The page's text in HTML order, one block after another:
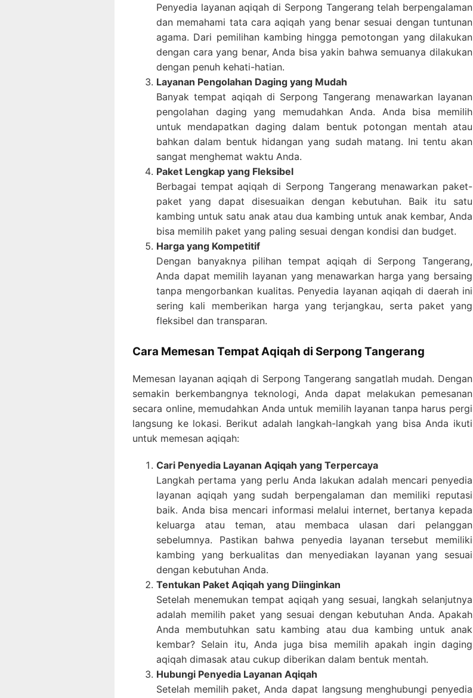
Penyedia layanan aqiqah di Serpong Tangerang telah berpengalaman
dan memahami tata cara aqiqah yang benar sesuai dengan tuntunan
agama. Dari pemilihan kambing hingga pemotongan yang dilakukan
dengan cara yang benar, Anda bisa yakin bahwa semuanya dilakukan
dengan penuh kehati-hatian.
Layanan Pengolahan Daging yang Mudah
Banyak tempat aqiqah di Serpong Tangerang menawarkan layanan
pengolahan daging yang memudahkan Anda. Anda bisa memilih
untuk mendapatkan daging dalam bentuk potongan mentah atau
bahkan dalam bentuk hidangan yang sudah matang. Ini tentu akan
sangat menghemat waktu Anda.
Paket Lengkap yang Fleksibel
Berbagai tempat aqiqah di Serpong Tangerang menawarkan paket-
paket yang dapat disesuaikan dengan kebutuhan. Baik itu satu
kambing untuk satu anak atau dua kambing untuk anak kembar, Anda
bisa memilih paket yang paling sesuai dengan kondisi dan budget.
Harga yang Kompetitif
Dengan banyaknya pilihan tempat aqiqah di Serpong Tangerang,
Anda dapat memilih layanan yang menawarkan harga yang bersaing
tanpa mengorbankan kualitas. Penyedia layanan aqiqah di daerah ini
sering kali memberikan harga yang terjangkau, serta paket yang
fleksibel dan transparan.
Cara Memesan Tempat Aqiqah di Serpong Tangerang
Memesan layanan aqiqah di Serpong Tangerang sangatlah mudah. Dengan
semakin berkembangnya teknologi, Anda dapat melakukan pemesanan
secara online, memudahkan Anda untuk memilih layanan tanpa harus pergi
langsung ke lokasi. Berikut adalah langkah-langkah yang bisa Anda ikuti
untuk memesan aqiqah:
Cari Penyedia Layanan Aqiqah yang Terpercaya
Langkah pertama yang perlu Anda lakukan adalah mencari penyedia
layanan aqiqah yang sudah berpengalaman dan memiliki reputasi
baik. Anda bisa mencari informasi melalui internet, bertanya kepada
keluarga atau teman, atau membaca ulasan dari pelanggan
sebelumnya. Pastikan bahwa penyedia layanan tersebut memiliki
kambing yang berkualitas dan menyediakan layanan yang sesuai
dengan kebutuhan Anda.
Tentukan Paket Aqiqah yang Diinginkan
Setelah menemukan tempat aqiqah yang sesuai, langkah selanjutnya
adalah memilih paket yang sesuai dengan kebutuhan Anda. Apakah
Anda membutuhkan satu kambing atau dua kambing untuk anak
kembar? Selain itu, Anda juga bisa memilih apakah ingin daging
aqiqah dimasak atau cukup diberikan dalam bentuk mentah.
Hubungi Penyedia Layanan Aqiqah
Setelah memilih paket, Anda dapat langsung menghubungi penyedia